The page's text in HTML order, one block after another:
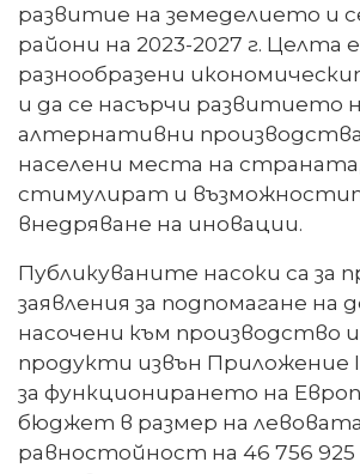
развитие на земеделието и
райони на 2023-2027 г. Целта
разнообразени
и да се насърчи развитието
алтернативни
населени места на
стимулират и
внедряване на иновации.
Публикуваните насоки са за
заявления за подпомагане на
насочени към производство
продукти извън Приложение
за функционирането на
бюджет в размер на левовата
равностойност на 46 756